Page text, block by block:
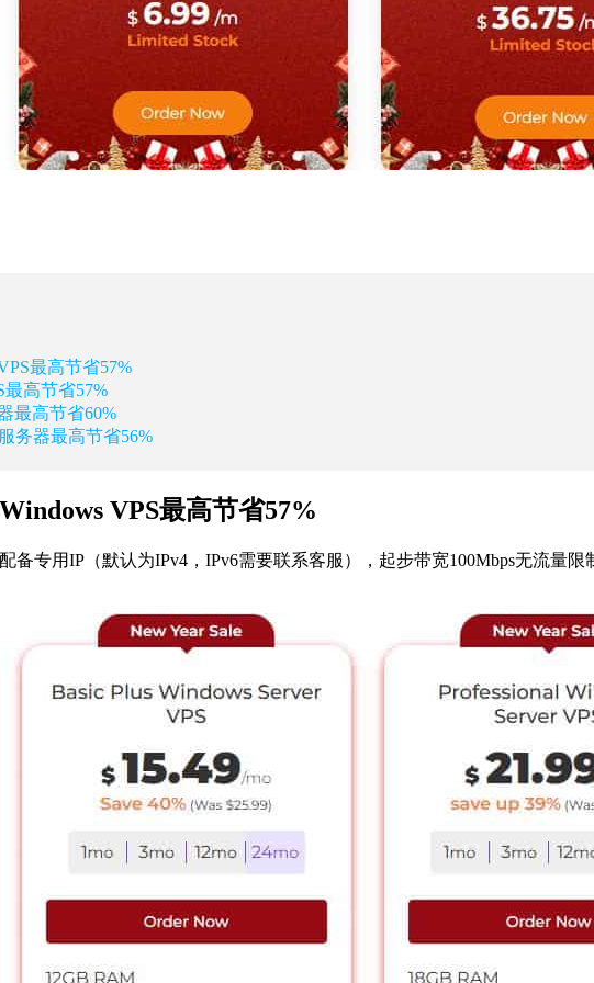
最高节省57%
最高节省57%
最高节省60%
务器最高节省56%
VPS最高节省57%
备专用IP（默认为IPv4，IPv6需要联系客服），起步带宽100Mbps无流量限